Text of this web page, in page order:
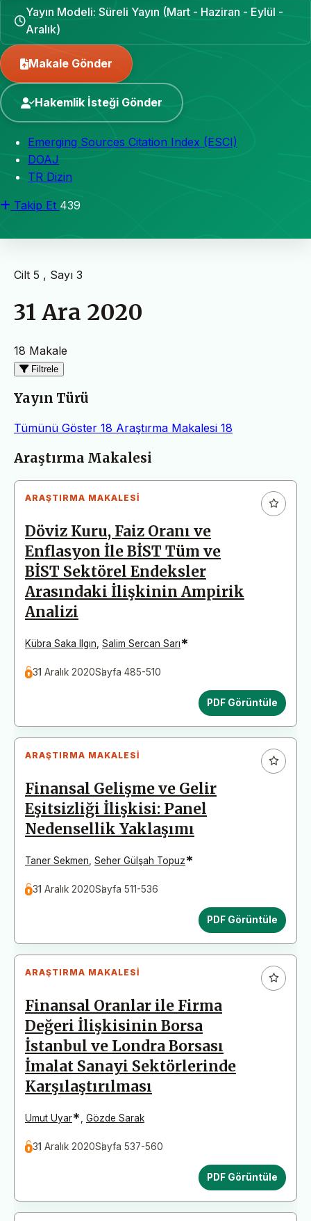
Yayın Modeli: Süreli Yayın (Mart - Haziran - Eylül -
Aralık)
Makale Gönder
Hakemlik İsteği Gönder
Emerging Sources Citation Index (ESCI)
DOAJ
TR Dizin
Takip Et 439
Cilt 5 , Sayı 3
31 Ara 2020
18 Makale
Filtrele
Yayın Türü
Tümünü Göster 18 Araştırma Makalesi 18
Makaleler
Araştırma Makalesi
ARAŞTIRMA MAKALESI
Döviz Kuru, Faiz Oranı ve
Enflasyon İle BİST Tüm ve
BİST Sektörel Endeksler
Arasındaki İlişkinin Ampirik
Analizi
Kübra Saka Ilgın Salim Sercan Sarı*
31 Aralık 2020Sayfa 485-510
PDF Görüntüle
ARAŞTIRMA MAKALESI
Finansal Gelişme ve Gelir
Eşitsizliği İlişkisi: Panel
Nedensellik Yaklaşımı
Taner Sekmen Seher Gülşah Topuz*
31 Aralık 2020Sayfa 511-536
PDF Görüntüle
ARAŞTIRMA MAKALESI
Finansal Oranlar ile Firma
Değeri İlişkisinin Borsa
İstanbul ve Londra Borsası
İmalat Sanayi Sektörlerinde
Karşılaştırılması
Umut Uyar* Gözde Sarak
31 Aralık 2020Sayfa 537-560
PDF Görüntüle